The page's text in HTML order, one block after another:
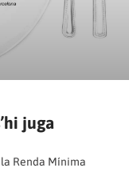
juga
Renda Mínima